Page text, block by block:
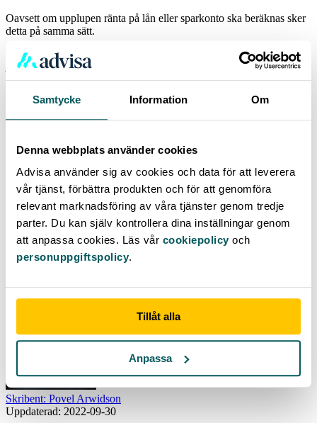
Samtycke Information Om
Denna webbplats använder cookies
Advisa använder sig av cookies och data för att leverera
vår tjänst, förbättra produkten och för att genomföra
relevant marknadsföring av våra tjänster genom tredje
parter. Du kan själv kontrollera dina inställningar genom
att anpassa cookies. Läs vår cookiepolicyoch
personuppgiftspolicy.
Tillåt alla
Anpassa
Oavsett om upplupen ränta på lån eller sparkonto ska beräknas sker
detta på samma sätt.
Upplupen ränta = Lånesumma eller Saldo * Räntesats / 365 *
Antalet dagar
Exempel:
Den första januari tecknas ett lån på 100 000 kronor med en ränta på
= 100 000 kronor
Räntesats
= 5 %, vilket i decimalform blir 0,05
Tidsperiod = Då räntan för lånet anges som årsränta behöver
räntekostnaden divideras med antal dagar på ett år och sedan
multipliceras med antalet upplupna dagar.
Formeln i detta fall blir alltså:
Skribent: Povel Arwidson
Uppdaterad: 2022-09-30